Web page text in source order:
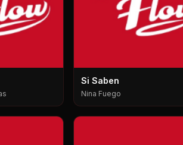
Si Saben
Nina Fuego